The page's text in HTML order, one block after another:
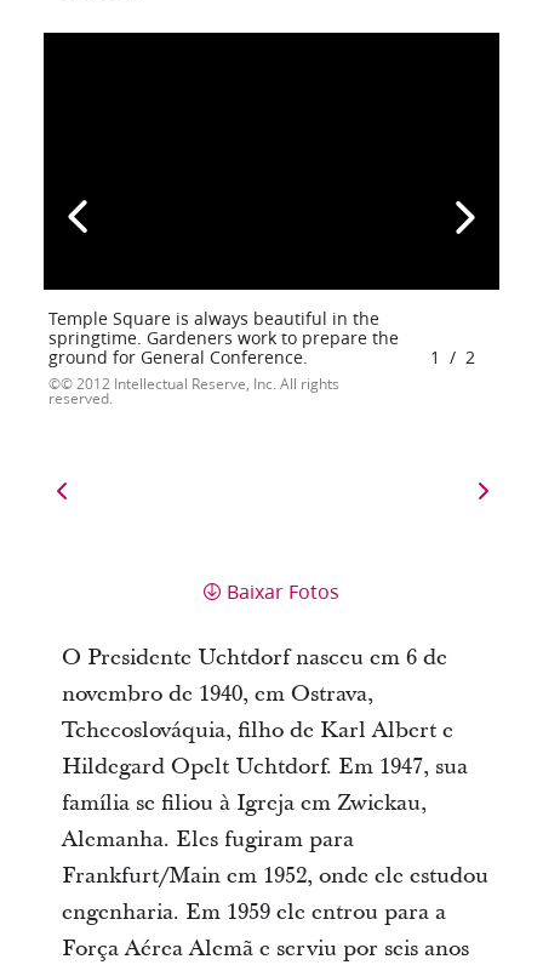
Temple Square is always beautiful in the
springtime. Gardeners work to prepare the
ground for General Conference.
© 2012 Intellectual Reserve, Inc. All rights
reserved.
1 / 2
Baixar Fotos
O Presidente Uchtdorf nasceu em 6 de
novembro de 1940, em Ostrava,
Tchecoslováquia, filho de Karl Albert e
Hildegard Opelt Uchtdorf. Em 1947, sua
família se filiou à Igreja em Zwickau,
Alemanha. Eles fugiram para
Frankfurt/Main em 1952, onde ele estudou
engenharia. Em 1959 ele entrou para a
Força Aérea Alemã e serviu por seis anos